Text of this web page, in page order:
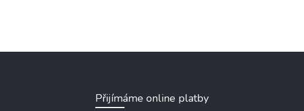
Přijímáme online platby